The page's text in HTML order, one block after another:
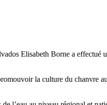
Elisabeth Borne a effectué
la culture du chanvre